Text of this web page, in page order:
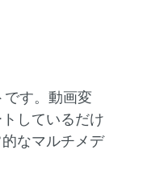
です。動画変
しているだけ
なマルチメデ